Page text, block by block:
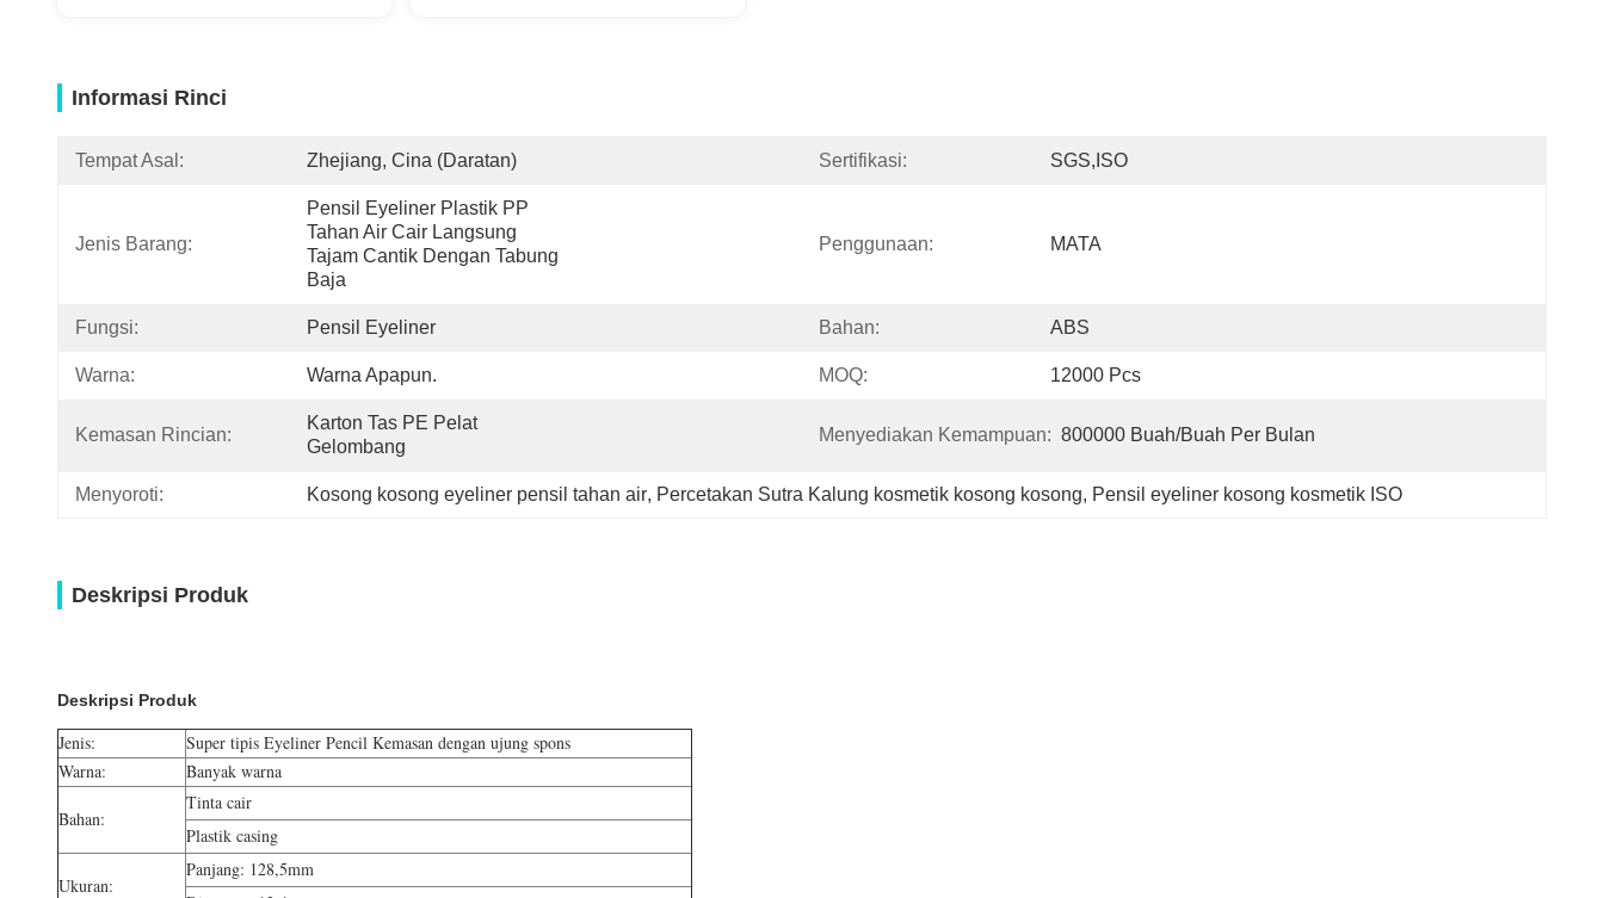
Informasi Rinci
Tempat Asal: Zhejiang, Cina (daratan) Sertifikasi: SGS,ISO
Jenis Barang:
Pensil Eyeliner Plastik PP
Tahan Air Cair Langsung
Tajam Cantik Dengan Tabung
Baja
Penggunaan: MATA
Fungsi: Pensil Eyeliner Bahan: ABS
Warna: Warna Apapun. MOQ: 12000 Pcs
Kemasan Rincian:
Karton Tas PE Pelat
Gelombang
Menyediakan Kemampuan: 800000 Buah/buah Per Bulan
Menyoroti: Kosong kosong eyeliner pensil tahan air, Percetakan Sutra Kalung kosmetik kosong kosong, Pensil eyeliner kosong kosmetik ISO
Deskripsi Produk
Deskripsi Produk
Jenis:
Super tipis Eyeliner Pencil Kemasan dengan ujung spons
Warna:
Banyak warna
Bahan:
Tinta cair
Plastik casing
Ukuran:
Panjang: 128,5mm